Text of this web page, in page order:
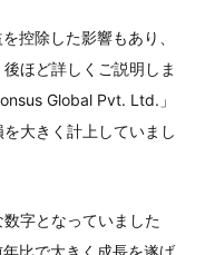
控除した影響もあり、
ほど詳しくご説明しま
Global Pvt. Ltd.」
大きく計上していまし
字となっていました